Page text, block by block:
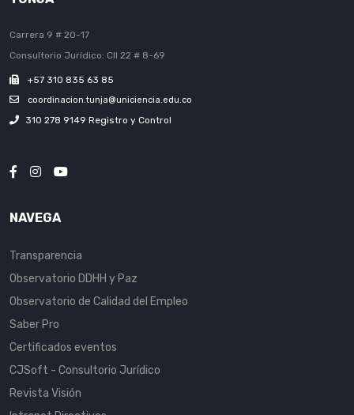
Carrera 9 # 20-17
Consultorio Jurídico: Cll 22 # 8-69
+57 310 835 63 85
coordinacion.tunja@uniciencia.edu.co
310 278 9149 Registro y Control
NAVEGA
Transparencia
Observatorio DDHH y Paz
Observatorio de Calidad del Empleo
Saber Pro
Certificados eventos
CJSoft - Consultorio Jurídico
Revista Visión